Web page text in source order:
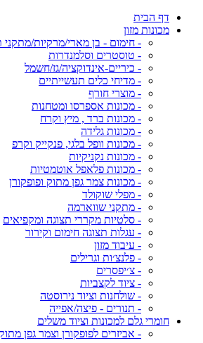
דף הבית
מכונות מזון
- חימום - בן מארי/מרקיות/מתקני
- טוסטרים וסלמנדרות
- כיריים-אינדוקציה/גז/חשמל
- מדיחי כלים תעשייתיים
- מוצרי חורף
- מכונות אספרסו ומטחנות
- מכונות ברד , מיץ וקרח
- מכונות גלידה
- מכונות וופל בלגי, פנקייק וקרפ
- מכונות נקניקיות
- מכונות פלאפל אוטמטיות
- מכונות צמר גפן מתוק ופופקורן
- מפלי שוקולד
- מתקני שווארמה
- סלטיות מקררי תצוגה ומקפיאים
- עגלות תצוגה חימום וקירור
- עיבוד מזון
- פלנצ׳ות וגרילים
- צ׳יפסרים
- ציוד לקצביות
- שולחנות וציוד נירוסטה
- תנורים - פיצה/אפייה
חומרי גלם למכונות וציוד משלים
- אביזרים לפופקורן וצמר גפן מתוק